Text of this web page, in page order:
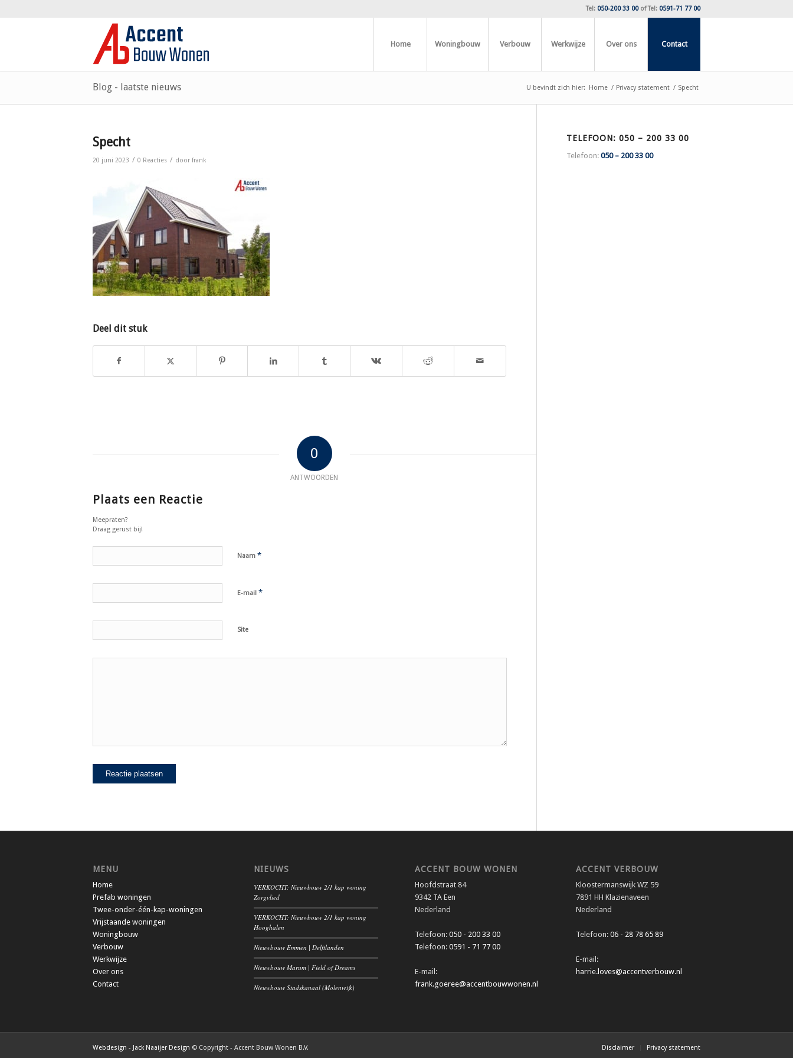
Tel: 050-200 33 00ofTel: 0591-71 77 00
Home Woningbouw Verbouw Werkwijze Over ons Contact
Blog - laatste nieuws U bevindt zich hier: Home / Privacy statement / Specht
Specht
20 juni 2023 / 0 Reacties / door frank
Deel dit stuk
0
ANTWOORDEN
Plaats een Reactie
Meepraten?
Draag gerust bij!
Naam *
E-mail *
Site
TELEFOON: 050 – 200 33 00
Telefoon:050 – 200 33 00
MENU
Home
Prefab woningen
Twee-onder-één-kap-woningen
Vrijstaande woningen
Woningbouw
Verbouw
Werkwijze
Over ons
Contact
NIEUWS
VERKOCHT: Nieuwbouw 2/1 kap woning
Zorgvlied
VERKOCHT: Nieuwbouw 2/1 kap woning
Hooghalen
Nieuwbouw Emmen | Delftlanden
Nieuwbouw Marum | Field of Dreams
Nieuwbouw Stadskanaal (Molenwijk)
ACCENT BOUW WONEN
Hoofdstraat 84
9342 TA Een
Nederland
Telefoon: 050 - 200 33 00
Telefoon: 0591 - 71 77 00
E-mail:
frank.goeree@accentbouwwonen.nl
ACCENT VERBOUW
Kloostermanswijk WZ 59
7891 HH Klazienaveen
Nederland
Telefoon:06 - 28 78 65 89
E-mail:
harrie.loves@accentverbouw.nl
Webdesign - Jack Naaijer Design © Copyright - Accent Bouw Wonen B.V. Disclaimer Privacy statement